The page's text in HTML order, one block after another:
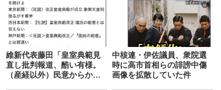
維新代表藤田「皇室典範見
直し批判報道、酷い有様。
（産経以外）民意からかけ
中核連・伊佐議員、衆院選
時に高市首相らの誹謗中傷
画像を拡散していた件